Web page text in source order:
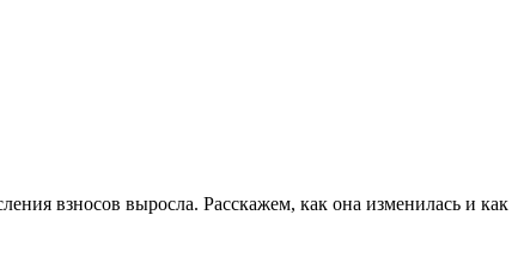
взносов выросла. Расскажем, как она изменилась и как